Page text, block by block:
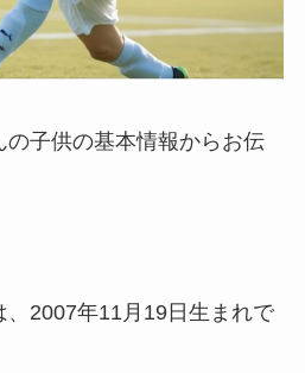
の子供の基本情報からお伝
2007年11月19日生まれで